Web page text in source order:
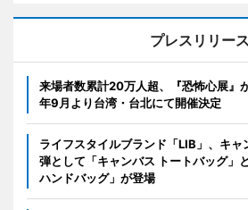
プレスリリース
来場者数累計20万人超、『恐怖心展』
年9月より台湾・台北にて開催決定
ライフスタイルブランド「LIB」、キャ
弾として「キャンバス トートバッグ」
ハンドバッグ」が登場